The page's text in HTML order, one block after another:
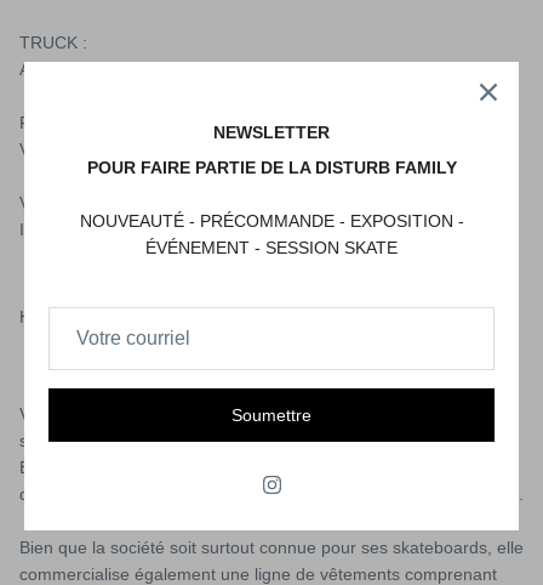
TRUCK :
ACE (90€)
PADS :
Vision (8€)
VISSERIES :
Independent (8€)
HISTOIRE :
Vision Street Wear est une société de vêtements américaine
spécialisée dans le bmx et le skateboard. Fondée en 1976 par
Brad Dorfman, la société a sponsorisé les premiers grands noms
du skateboard tels que Mark "Gator" Rogowski et Mark Gonzales.
Bien que la société soit surtout connue pour ses skateboards, elle
commercialise également une ligne de vêtements comprenant
NEWSLETTER
POUR FAIRE PARTIE DE LA DISTURB FAMILY
NOUVEAUTÉ - PRÉCOMMANDE - EXPOSITION -
ÉVÉNEMENT - SESSION SKATE
Soumettre